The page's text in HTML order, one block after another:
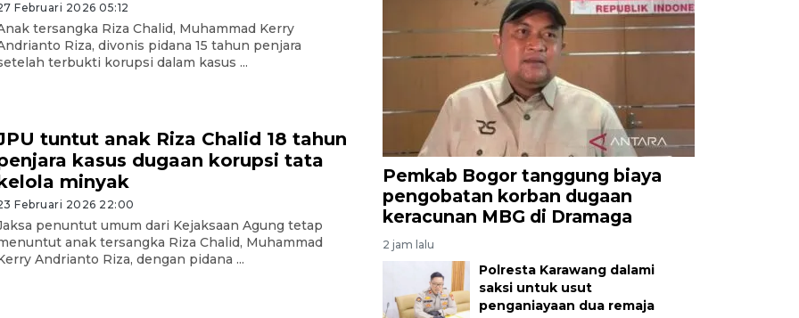
Februari 2026 05:12
tersangka Riza Chalid, Muhammad Kerry
Riza, divonis pidana 15 tahun penjara
terbukti korupsi dalam kasus ...
tuntut anak Riza Chalid 18 tahun
kasus dugaan korupsi tata
minyak
Februari 2026 22:00
penuntut umum dari Kejaksaan Agung tetap
anak tersangka Riza Chalid, Muhammad
Andrianto Riza, dengan pidana ...
Pemkab Bogor tanggung biaya
pengobatan korban dugaan
keracunan MBG di Dramaga
2 jam lalu
Polresta Karawang dalami
saksi untuk usut
penganiayaan dua remaja